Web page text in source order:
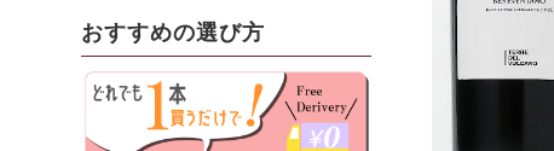
おすすめの選び方